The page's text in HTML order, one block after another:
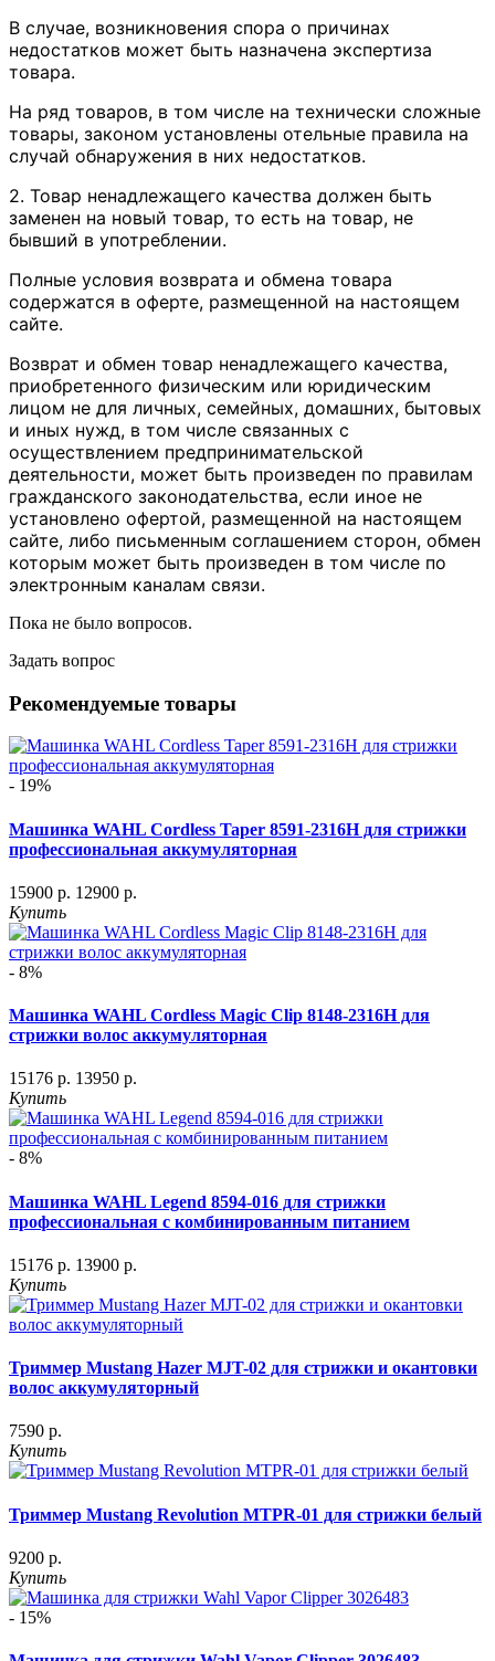
В случае, возникновения спора о причинах
недостатков может быть назначена экспертиза
товара.
На ряд товаров, в том числе на технически сложные
товары, законом установлены отельные правила на
случай обнаружения в них недостатков.
2. Товар ненадлежащего качества должен быть
заменен на новый товар, то есть на товар, не
бывший в употреблении.
Полные условия возврата и обмена товара
содержатся в оферте, размещенной на настоящем
сайте.
Возврат и обмен товар ненадлежащего качества,
приобретенного физическим или юридическим
лицом не для личных, семейных, домашних, бытовых
и иных нужд, в том числе связанных с
осуществлением предпринимательской
деятельности, может быть произведен по правилам
гражданского законодательства, если иное не
установлено офертой, размещенной на настоящем
сайте, либо письменным соглашением сторон, обмен
которым может быть произведен в том числе по
электронным каналам связи.
Пока не было вопросов.
Задать вопрос
Рекомендуемые товары
- 19%
Машинка WAHL Cordless Taper 8591-2316H для стрижки
профессиональная аккумуляторная
15900 р. 12900 р.
Купить
- 8%
Машинка WAHL Cordless Magic Clip 8148-2316H для
стрижки волос аккумуляторная
15176 р. 13950 р.
Купить
- 8%
Машинка WAHL Legend 8594-016 для стрижки
профессиональная с комбинированным питанием
15176 р. 13900 р.
Купить
Триммер Mustang Hazer MJT-02 для стрижки и окантовки
волос аккумуляторный
7590 р.
Купить
Триммер Mustang Revolution MTPR-01 для стрижки белый
9200 р.
Купить
- 15%